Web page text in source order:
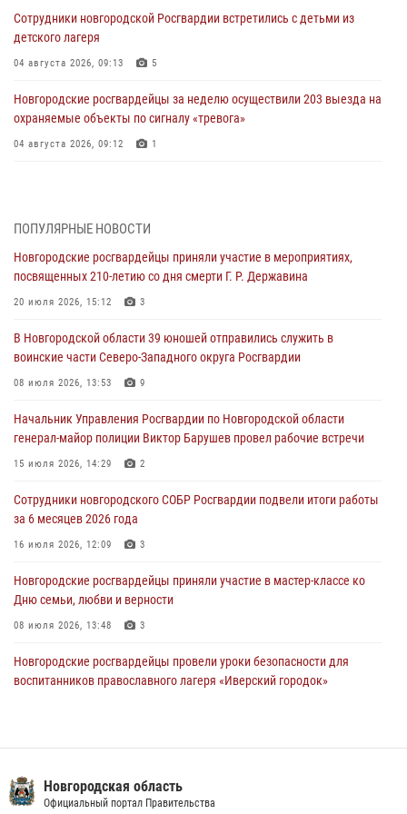
Сотрудники новгородской Росгвардии встретились с детьми из
детского лагеря
04 августа 2026, 09:13 5
Новгородские росгвардейцы за неделю осуществили 203 выезда на
охраняемые объекты по сигналу «тревога»
04 августа 2026, 09:12 1
В Великом Новгороде сотрудники центра лицензионно-
разрешительной работы Росгвардии провели телефонную «горячую
30 июля 2026, 14:36 1
Новгородские росгвардейцы рассказали о службе детям из летнего
30 июля 2026, 08:40 5
Новгородские росгвардейцы задержали мужчину
Телесюжет в программе "Новгородское областное телевидение.
Новости часа." от 29 июля 2026 года. Новгородские призывники
29 июля 2026, 12:54 1
ПОПУЛЯРНЫЕ НОВОСТИ
Новгородские росгвардейцы приняли участие в мероприятиях,
посвященных 210-летию со дня смерти Г. Р. Державина
20 июля 2026, 15:12 3
В Новгородской области 39 юношей отправились служить в
воинские части Северо-Западного округа Росгвардии
08 июля 2026, 13:53 9
Начальник Управления Росгвардии по Новгородской области
генерал-майор полиции Виктор Барушев провел рабочие встречи
15 июля 2026, 14:29 2
Сотрудники новгородского СОБР Росгвардии подвели итоги работы
за 6 месяцев 2026 года
16 июля 2026, 12:09 3
Новгородские росгвардейцы приняли участие в мастер-классе ко
Дню семьи, любви и верности
08 июля 2026, 13:48 3
Новгородские росгвардейцы провели уроки безопасности для
воспитанников православного лагеря «Иверский городок»
04 августа 2026, 09:13 5
Новгородская область
Официальный портал Правительства